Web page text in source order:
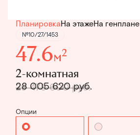
ПланировкаНа этажеНа генплане
№10/27/1453
47.6м2
2-комнатная
29 479 600 руб.
28 005 620 руб.
Опции